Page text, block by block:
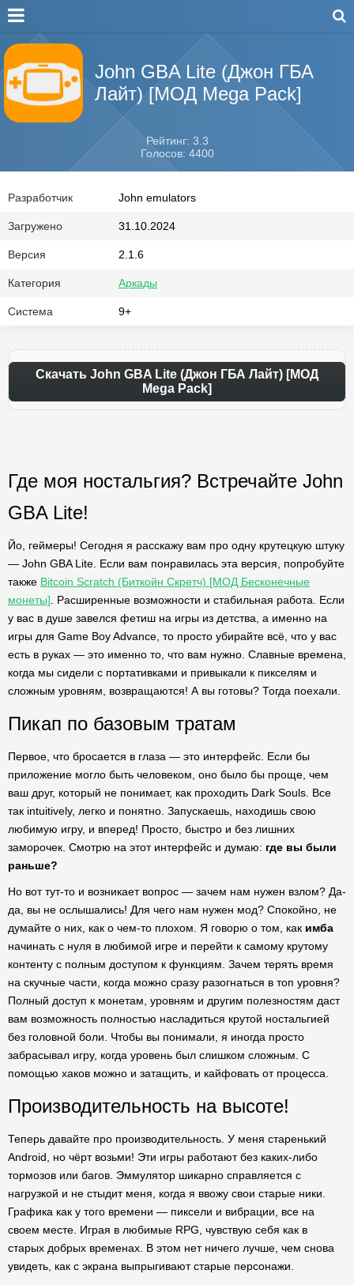
John GBA Lite (Джон ГБА
Лайт) [МОД Mega Pack]
Рейтинг: 3.3
Голосов: 4400
Разработчик John emulators
Загружено 31.10.2024
Версия 2.1.6
Категория Аркады
Система 9+
Скачать John GBA Lite (Джон ГБА Лайт) [МОД
Mega Pack]
Где моя ностальгия? Встречайте John
GBA Lite!
Йо, геймеры! Сегодня я расскажу вам про одну крутецкую штуку
— John GBA Lite. Если вам понравилась эта версия, попробуйте
также Bitcoin Scratch (Биткойн Скретч) [МОД Бесконечные
монеты] . Расширенные возможности и стабильная работа. Если
у вас в душе завелся фетиш на игры из детства, а именно на
игры для Game Boy Advance, то просто убирайте всё, что у вас
есть в руках — это именно то, что вам нужно. Славные времена,
когда мы сидели с портативками и привыкали к пикселям и
сложным уровням, возвращаются! А вы готовы? Тогда поехали.
Пикап по базовым тратам
Первое, что бросается в глаза — это интерфейс. Если бы
приложение могло быть человеком, оно было бы проще, чем
ваш друг, который не понимает, как проходить Dark Souls. Все
так intuitively, легко и понятно. Запускаешь, находишь свою
любимую игру, и вперед! Просто, быстро и без лишних
заморочек. Смотрю на этот интерфейс и думаю: где вы были
раньше?
Но вот тут-то и возникает вопрос — зачем нам нужен взлом? Да-
да, вы не ослышались! Для чего нам нужен мод? Спокойно, не
думайте о них, как о чем-то плохом. Я говорю о том, как имба
начинать с нуля в любимой игре и перейти к самому крутому
контенту с полным доступом к функциям. Зачем терять время
на скучные части, когда можно сразу разогнаться в топ уровня?
Полный доступ к монетам, уровням и другим полезностям даст
вам возможность полностью насладиться крутой ностальгией
без головной боли. Чтобы вы понимали, я иногда просто
забрасывал игру, когда уровень был слишком сложным. С
помощью хаков можно и затащить, и кайфовать от процесса.
Производительность на высоте!
Теперь давайте про производительность. У меня старенький
Android, но чёрт возьми! Эти игры работают без каких-либо
тормозов или багов. Эммулятор шикарно справляется с
нагрузкой и не стыдит меня, когда я ввожу свои старые ники.
Графика как у того времени — пиксели и вибрации, все на
своем месте. Играя в любимые RPG, чувствую себя как в
старых добрых временах. В этом нет ничего лучше, чем снова
увидеть, как с экрана выпрыгивают старые персонажи.